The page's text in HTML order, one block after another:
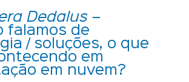
Dedalus–
falamos de
/ soluções, o que
em
em nuvem?